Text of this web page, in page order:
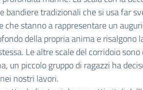
bandiere tradizionali che si usa far
che stanno a rappresentare un
della propria anima e
Le altre scale del corridoio
un piccolo gruppo di ragazzi ha
nostri lavori.